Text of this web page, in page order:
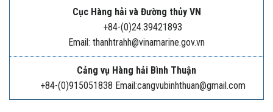
Cục Hàng hải và Đường thủy VN
+84-(0)24.39421893
Email: thanhtrahh@vinamarine.gov.vn
Cảng vụ Hàng hải Bình Thuận
+84-(0)915051838 Email:cangvubinhthuan@gmail.com